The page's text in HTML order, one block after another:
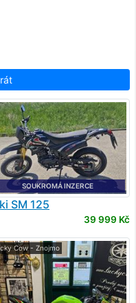
SOUKROMÁ INZERCE
SM 125
39 999 Kč
Cow - Znojmo